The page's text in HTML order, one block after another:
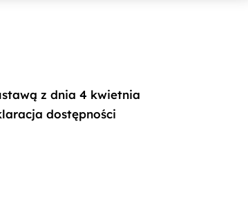
z dnia 4 kwietnia
dostępności